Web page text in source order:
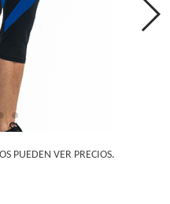
PUEDEN VER PRECIOS.